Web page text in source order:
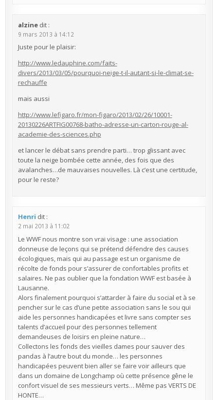
alzine dit :
9 mars 2013 à 14:12
Juste pour le plaisir:
http://www.ledauphine.com/faits-
divers/2013/03/05/pourquoi-neige-t-il-autant-si-le-climat-se-
rechauffe
mais aussi
http://www.lefigaro.fr/mon-figaro/2013/02/26/10001-
20130226ARTFIG00768-batho-adresse-un-carton-rouge-al-
academie-des-sciences.php
et lancer le débat sans prendre parti… trop glissant avec
toute la neige bombée cette année, des fois que des
avalanches…de mauvaises nouvelles. Là c’est une certitude,
pour le reste?
Henri dit :
2 mai 2013 à 11:02
Le WWF nous montre son vrai visage : une association
donneuse de leçons qui se prétend défendre des causes
écologiques, mais qui au passage est un organisme de
récolte de fonds pour s’assurer de confortables profits et
salaires. Ne pas oublier que la fondation WWF est basée à
Lausanne.
Alors finalement pourquoi s’attarder à faire du social et à se
pencher sur le cas d’une petite association sans le sou qui
aide les personnes handicapées et livre sans compter ses
talents d’accueil pour des personnes tellement
demandeuses de loisirs en pleine nature…
Collectons les fonds des vieilles dames pour sauver des
pandas à l’autre bout du monde… les personnes
handicapées peuvent bien aller se faire voir ailleurs que
dans un domaine de Longchamp où cette présence gêne le
confort visuel de ses messieurs verts… Même pas VERTS DE
HONTE…